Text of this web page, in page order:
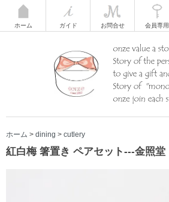
ホーム ガイド お問合せ 会員専用
ホーム > dining > cutlery
紅白梅 箸置き ペアセット---金照堂